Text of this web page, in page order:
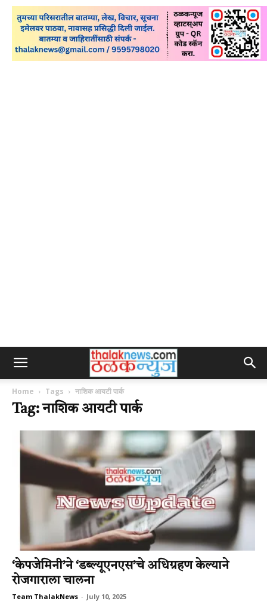
Home Tags नाशिक आयटी पार्क
Tag: नाशिक आयटी पार्क
‘केपजेमिनी’ने ‘डब्ल्यूएनएस’चे अधिग्रहण केल्याने
रोजगाराला चालना
Team ThalakNews - July 10, 2025